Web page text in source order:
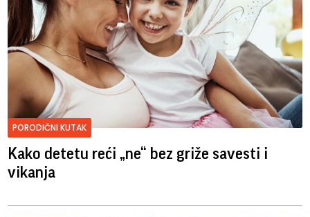
PORODIČNI KUTAK
Kako detetu reći „ne“ bez griže savesti i
vikanja